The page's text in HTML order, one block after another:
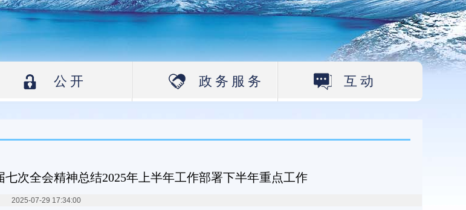
公开 政务服务 互动
次全会精神总结2025年上半年工作部署下半年重点工作
2025-07-29 17:34:00